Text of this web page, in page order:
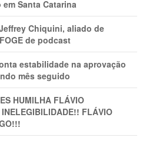
Santa Catarina
Chiquini, aliado de
de podcast
estabilidade na aprovação
mês seguido
HUMlLHA FLÁVIO
FLÁVIO